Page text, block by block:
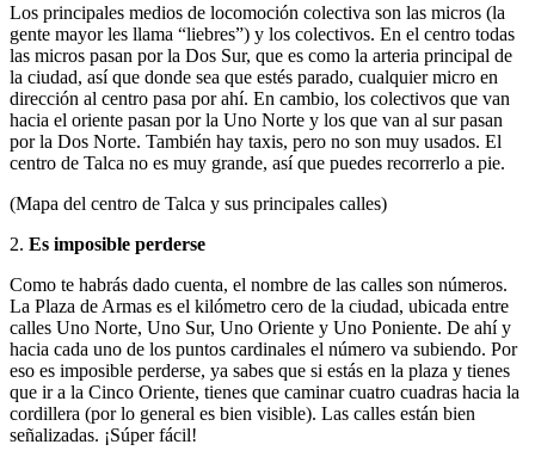
Los principales medios de locomoción colectiva son las micros (la
gente mayor les llama “liebres”) y los colectivos. En el centro todas
las micros pasan por la Dos Sur, que es como la arteria principal de
la ciudad, así que donde sea que estés parado, cualquier micro en
dirección al centro pasa por ahí. En cambio, los colectivos que van
hacia el oriente pasan por la Uno Norte y los que van al sur pasan
por la Dos Norte. También hay taxis, pero no son muy usados. El
centro de Talca no es muy grande, así que puedes recorrerlo a pie.
(Mapa del centro de Talca y sus principales calles)
2. Es imposible perderse
Como te habrás dado cuenta, el nombre de las calles son números.
La Plaza de Armas es el kilómetro cero de la ciudad, ubicada entre
calles Uno Norte, Uno Sur, Uno Oriente y Uno Poniente. De ahí y
hacia cada uno de los puntos cardinales el número va subiendo. Por
eso es imposible perderse, ya sabes que si estás en la plaza y tienes
que ir a la Cinco Oriente, tienes que caminar cuatro cuadras hacia la
cordillera (por lo general es bien visible). Las calles están bien
señalizadas. ¡Súper fácil!